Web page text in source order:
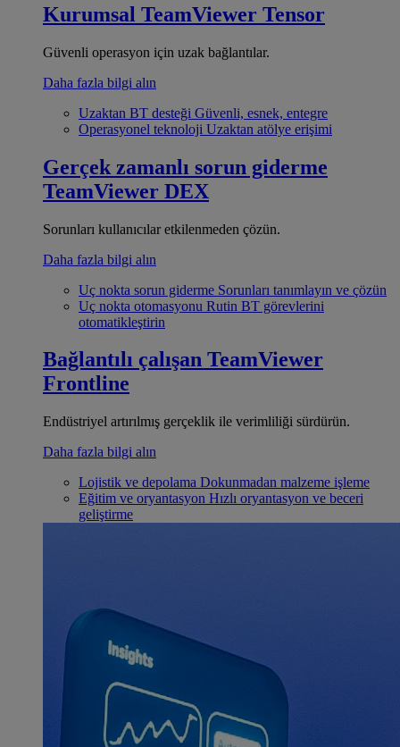
Kurumsal TeamViewer Tensor
Güvenli operasyon için uzak bağlantılar.
Daha fazla bilgi alın
Uzaktan BT desteği Güvenli, esnek, entegre
Operasyonel teknoloji Uzaktan atölye erişimi
Gerçek zamanlı sorun giderme
TeamViewer DEX
Sorunları kullanıcılar etkilenmeden çözün.
Daha fazla bilgi alın
Uç nokta sorun giderme Sorunları tanımlayın ve çözün
Uç nokta otomasyonu Rutin BT görevlerini
otomatikleştirin
Bağlantılı çalışan TeamViewer
Frontline
Endüstriyel artırılmış gerçeklik ile verimliliği sürdürün.
Daha fazla bilgi alın
Lojistik ve depolama Dokunmadan malzeme işleme
Eğitim ve oryantasyon Hızlı oryantasyon ve beceri
geliştirme